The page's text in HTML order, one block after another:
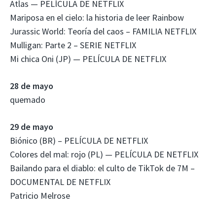
Atlas — PELÍCULA DE NETFLIX
Mariposa en el cielo: la historia de leer Rainbow
Jurassic World: Teoría del caos – FAMILIA NETFLIX
Mulligan: Parte 2 – SERIE NETFLIX
Mi chica Oni (JP) — PELÍCULA DE NETFLIX
28 de mayo
quemado
29 de mayo
Biónico (BR) – PELÍCULA DE NETFLIX
Colores del mal: rojo (PL) — PELÍCULA DE NETFLIX
Bailando para el diablo: el culto de TikTok de 7M –
DOCUMENTAL DE NETFLIX
Patricio Melrose